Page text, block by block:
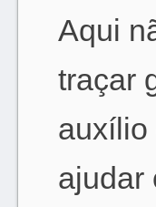
Aqui
traçar
auxílio
ajudar